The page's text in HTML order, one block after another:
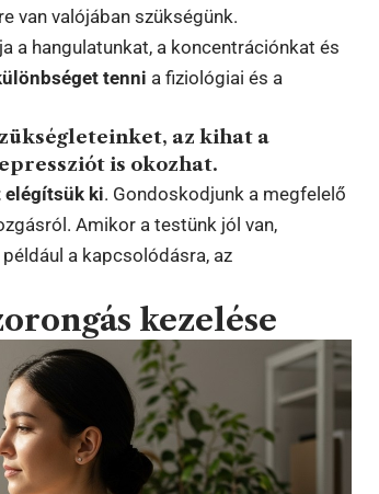
van valójában szükségünk.
a hangulatunkat, a koncentrációnkat és
tenni a fiziológiai és a
az kihat a
is okozhat.
elégítsük ki. Gondoskodjunk a megfelelő
Amikor a testünk jól van,
a kapcsolódásra, az
kezelése